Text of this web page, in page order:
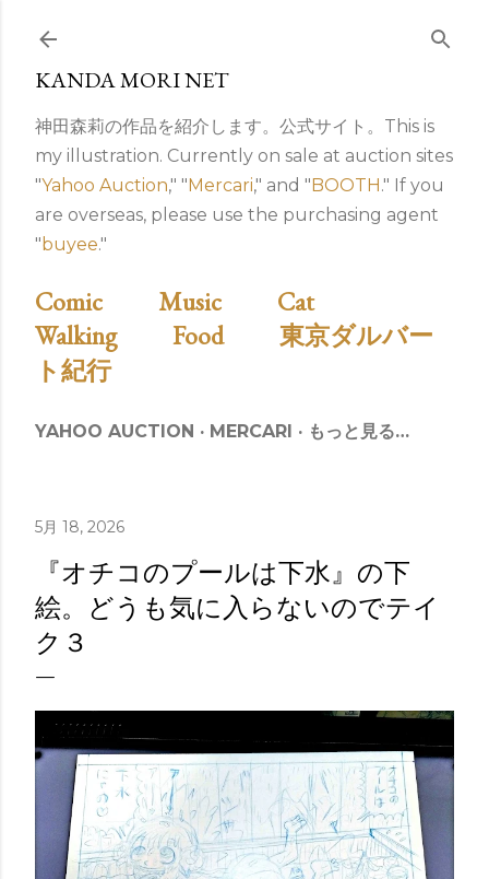
スキップしてメイン コンテンツに移動
KANDA MORI NET
神田森莉の作品を紹介します。公式サイト。This is
my illustration. Currently on sale at auction sites
"Yahoo Auction," "Mercari," and "BOOTH." If you
are overseas, please use the purchasing agent
"buyee."
Comic Music
Cat
Walking
Food
東京ダルバー
ト紀行
YAHOO AUCTION MERCARI もっと見る…
5月 18, 2026
『オチコのプールは下水』の下
絵。どうも気に入らないのでテイ
ク３